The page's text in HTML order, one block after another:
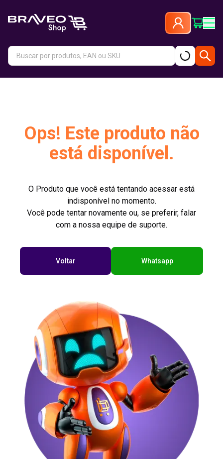
Ops! Este produto não
está disponível.
O Produto que você está tentando acessar está
indisponível no momento.
Você pode tentar novamente ou, se preferir, falar
com a nossa equipe de suporte.
Voltar Whatsapp